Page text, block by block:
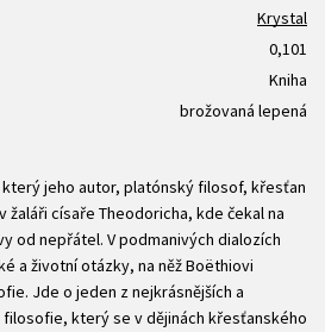
Krystal
0,101
Kniha
brožovaná lepená
jeho autor, platónský filosof, křesťan
žaláři císaře Theodoricha, kde čekal na
od nepřátel. V podmanivých dialozích
a životní otázky, na něž Boëthiovi
Jde o jeden z nejkrásnějších a
který se v dějinách křesťanského